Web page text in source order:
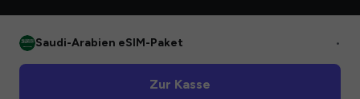
Saudi-Arabien eSIM-Paket •
Zur Kasse